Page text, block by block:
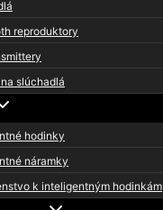
reproduktory
slúchadlá
hodinky
náramky
k inteligentným hodinkám